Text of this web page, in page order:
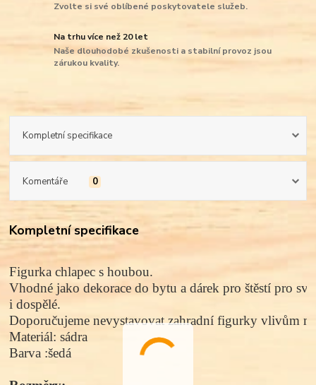
Zvolte si své oblíbené poskytovatele služeb.
Na trhu více než 20 let
Naše dlouhodobé zkušenosti a stabilní provoz jsou
zárukou kvality.
Kompletní specifikace
Komentáře 0
Kompletní specifikace
Figurka chlapec s houbou.
Vhodné jako dekorace do bytu a dárek pro štěstí pro
i dospělé.
Doporučujeme nevystavovat zahradní figurky vlivům
Materiál: sádra
Barva :šedá